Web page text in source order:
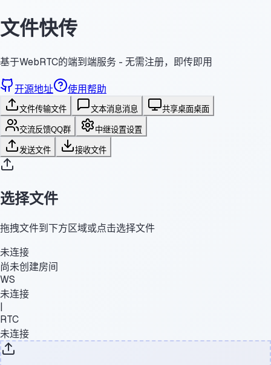
文件快传
基于WebRTC的端到端服务 - 无需注册，即传即用
开源地址 使用帮助
文件传输文件 文本消息消息 共享桌面桌面
交流反馈QQ群 中继设置设置
发送文件 接收文件
选择文件
拖拽文件到下方区域或点击选择文件
未连接
尚未创建房间
WS
未连接
|
RTC
未连接